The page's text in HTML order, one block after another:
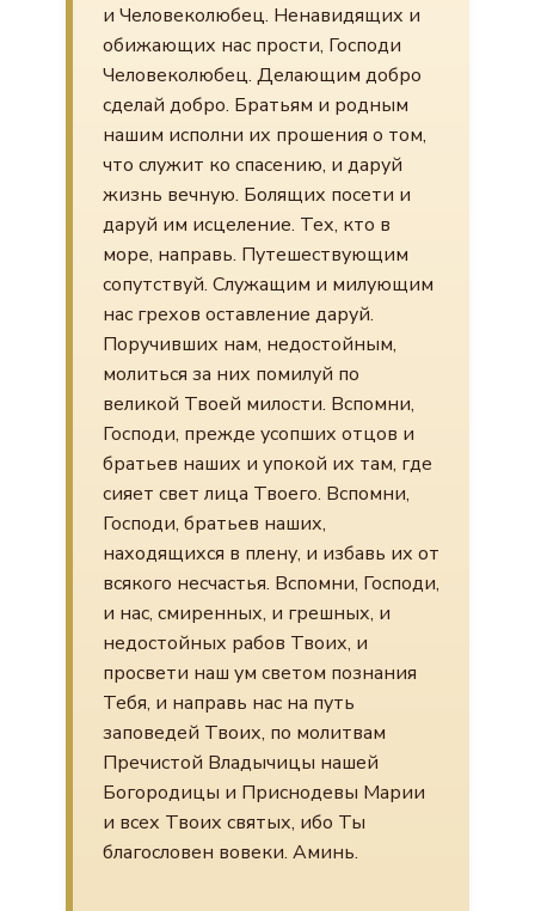
и Человеколюбец. Ненавидящих и
обижающих нас прости, Господи
Человеколюбец. Делающим добро
сделай добро. Братьям и родным
нашим исполни их прошения о том,
что служит ко спасению, и даруй
жизнь вечную. Болящих посети и
даруй им исцеление. Тех, кто в
море, направь. Путешествующим
сопутствуй. Служащим и милующим
нас грехов оставление даруй.
Поручивших нам, недостойным,
молиться за них помилуй по
великой Твоей милости. Вспомни,
Господи, прежде усопших отцов и
братьев наших и упокой их там, где
сияет свет лица Твоего. Вспомни,
Господи, братьев наших,
находящихся в плену, и избавь их от
всякого несчастья. Вспомни, Господи,
и нас, смиренных, и грешных, и
недостойных рабов Твоих, и
просвети наш ум светом познания
Тебя, и направь нас на путь
заповедей Твоих, по молитвам
Пречистой Владычицы нашей
Богородицы и Приснодевы Марии
и всех Твоих святых, ибо Ты
благословен вовеки. Аминь.